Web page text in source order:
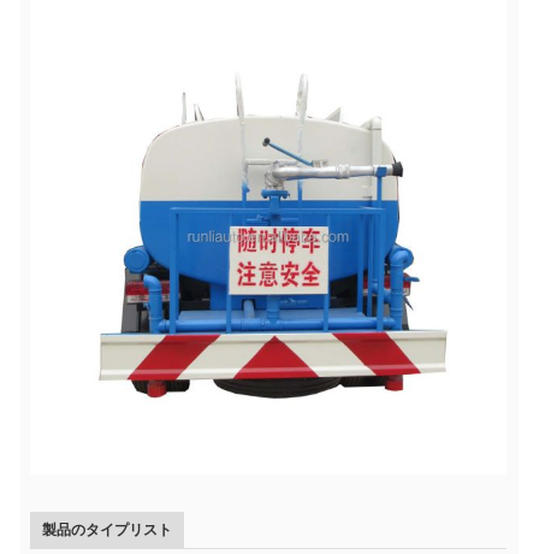
製品のタイプリスト